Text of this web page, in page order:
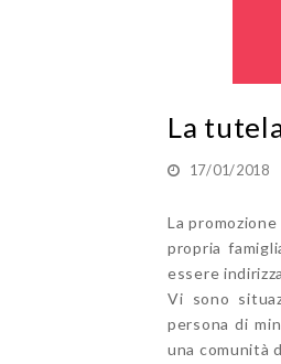
La
17/01/2018
La
propria
essere
Vi sono
persona di
una comunità